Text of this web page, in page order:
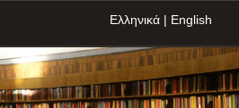
Ελληνικά | English